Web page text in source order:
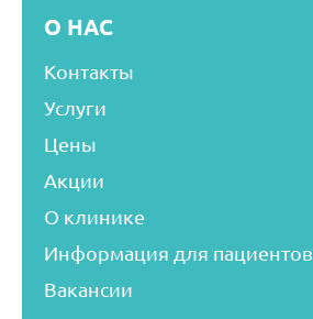
О НАС
Контакты
Услуги
Цены
Акции
О клинике
Информация для пациентов
Вакансии